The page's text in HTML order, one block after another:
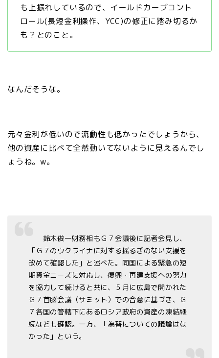
も上振れしているので、イールドカーブコント
ロール(長短金利操作、YCC)の修正に踏み切るか
も？とのこと。
なんだそうな。
元々金利が低いので流動性も低かったでしょうから、
他の資産に比べて全然動いてないように見えるんでし
ょうね。w。
鈴木俊一財務相もＧ７会議後に記者会見し、
「Ｇ７のウクライナに対する揺るぎのない支援を
改めて確認した」と述べた。同国による緊急の短
期資金ニーズに対応し、復興・再建支援への努力
を協力して続けると共に、５月に広島で開かれた
Ｇ７首脳会議（サミット）での合意に基づき、Ｇ
７各国の管轄下にあるロシア政府の資産の凍結継
続なども確認。一方、「為替についての議論はな
かった」という。